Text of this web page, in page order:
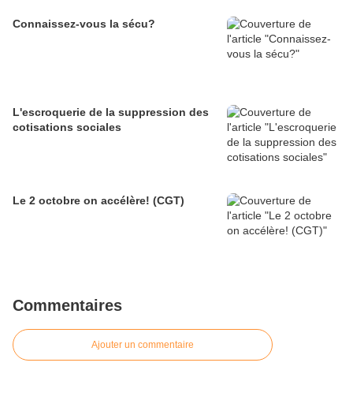
Connaissez-vous la sécu?
L'escroquerie de la suppression des
cotisations sociales
Le 2 octobre on accélère! (CGT)
Commentaires
Ajouter un commentaire